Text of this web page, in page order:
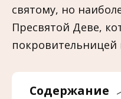
святому, но
Пресвятой Деве,
покровительницей
Содержание